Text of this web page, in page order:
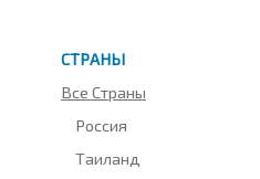
СТРАНЫ
Все Страны
Россия
Таиланд